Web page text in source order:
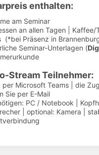
enthalten:
am Seminar
an allen Tagen | Kaffee/
(*bei Präsenz in
Seminar-Unterlagen (
Stream Teilnehmer:
per Microsoft Teams | die
Sie per E-Mail
PC / Notebook |
| optional: Kamera |